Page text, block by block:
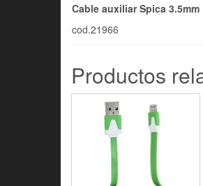
Cable auxiliar Spica 3.5mm
cod.21966
Productos